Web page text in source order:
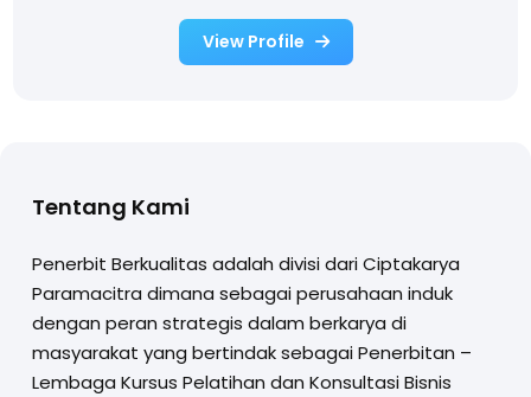
View Profile
Tentang Kami
Penerbit Berkualitas adalah divisi dari Ciptakarya
Paramacitra dimana sebagai perusahaan induk
dengan peran strategis dalam berkarya di
masyarakat yang bertindak sebagai Penerbitan –
Lembaga Kursus Pelatihan dan Konsultasi Bisnis